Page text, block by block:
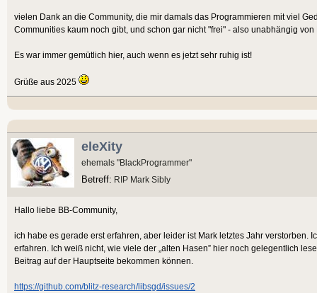
vielen Dank an die Community, die mir damals das Programmieren mit viel
Communities kaum noch gibt, und schon gar nicht "frei" - also unabhängig
Es war immer gemütlich hier, auch wenn es jetzt sehr ruhig ist!
Grüße aus 2025
eleXity
ehemals "BlackProgrammer"
Betreff: RIP Mark Sibly
Hallo liebe BB-Community,
ich habe es gerade erst erfahren, aber leider ist Mark letztes Jahr verstorben.
erfahren. Ich weiß nicht, wie viele der „alten Hasen” hier noch gelegentlich
Beitrag auf der Hauptseite bekommen können.
https://github.com/blitz-research/libsgd/issues/2